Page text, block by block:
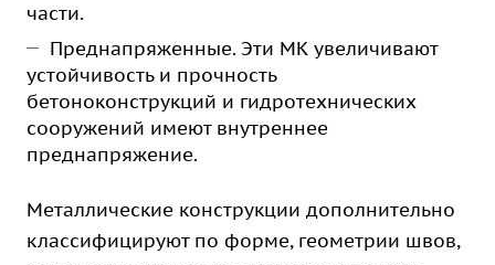
части.
Преднапряженные. Эти МК увеличивают
устойчивость и прочность
бетоноконструкций и гидротехнических
сооружений имеют внутреннее
преднапряжение.
Металлические конструкции дополнительно
классифицируют по форме, геометрии швов,